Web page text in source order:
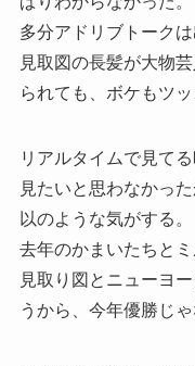
多分アドリブトーク
見取図の長髪が大物
られても、ボケもツッ
リアルタイムで見て
見たいと思わなかっ
以のような気がする。
去年のかまいたちと
見取り図とニューヨ
うから、今年優勝じ